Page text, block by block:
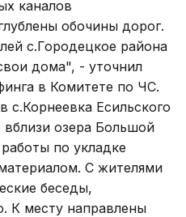
каналов
обочины дорог.
с.Городецкое района
дома", - уточнил
в Комитете по ЧС.
Есильского
озера Большой
по укладке
С жителями
беседы,
К месту направлены